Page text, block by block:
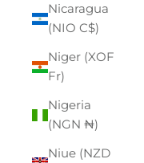
Nicaragua
(NIO C$)
Niger (XOF
Fr)
Nigeria
(NGN ₦)
Niue (NZD